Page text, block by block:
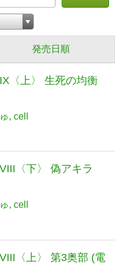
発売日順
〈上〉 生死の均衡
cell
〈下〉 偽アキラ
cell
〈上〉 第3奥部 (電